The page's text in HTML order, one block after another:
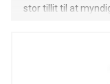
stor tillit til at
like mange – 44